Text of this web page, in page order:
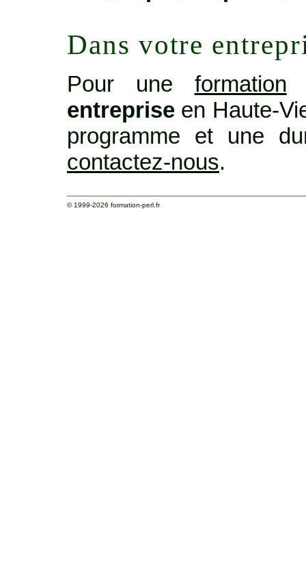
Dans votre
Pour une formation
entreprise en Haute-
programme et une
contactez-nous.
© 1999-2026 formation-perl.fr